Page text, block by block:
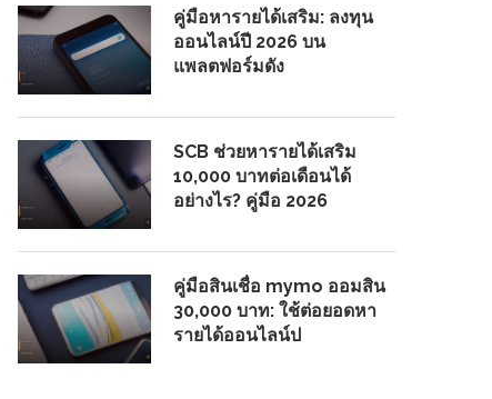
คู่มือหารายได้เสริม: ลงทุน
ออนไลน์ปี 2026 บน
แพลตฟอร์มดัง
SCB ช่วยหารายได้เสริม
10,000 บาทต่อเดือนได้
อย่างไร? คู่มือ 2026
คู่มือสินเชื่อ mymo ออมสิน
30,000 บาท: ใช้ต่อยอดหา
รายได้ออนไลน์ป